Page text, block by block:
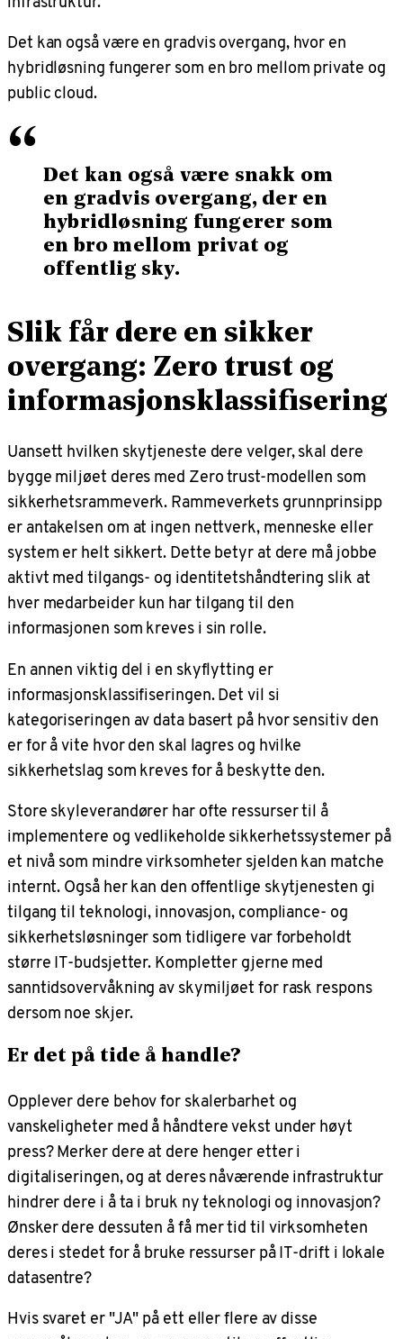
Det kan også være en gradvis overgang, hvor en
hybridløsning fungerer som en bro mellom private og
public cloud.
“ Det kan også være snakk om
en gradvis overgang, der en
hybridløsning fungerer som
en bro mellom privat og
offentlig sky.
Slik får dere en sikker
overgang: Zero trust og
informasjonsklassifisering
Uansett hvilken skytjeneste dere velger, skal dere
bygge miljøet deres med Zero trust-modellen som
sikkerhetsrammeverk. Rammeverkets grunnprinsipp
er antakelsen om at ingen nettverk, menneske eller
system er helt sikkert. Dette betyr at dere må jobbe
aktivt med tilgangs- og identitetshåndtering slik at
hver medarbeider kun har tilgang til den
informasjonen som kreves i sin rolle.
En annen viktig del i en skyflytting er
informasjonsklassifiseringen. Det vil si
kategoriseringen av data basert på hvor sensitiv den
er for å vite hvor den skal lagres og hvilke
sikkerhetslag som kreves for å beskytte den.
Store skyleverandører har ofte ressurser til å
implementere og vedlikeholde sikkerhetssystemer på
et nivå som mindre virksomheter sjelden kan matche
internt. Også her kan den offentlige skytjenesten gi
tilgang til teknologi, innovasjon, compliance- og
sikkerhetsløsninger som tidligere var forbeholdt
større IT-budsjetter. Kompletter gjerne med
sanntidsovervåkning av skymiljøet for rask respons
dersom noe skjer.
Er det på tide å handle?
Opplever dere behov for skalerbarhet og
vanskeligheter med å håndtere vekst under høyt
press? Merker dere at dere henger etter i
digitaliseringen, og at deres nåværende infrastruktur
hindrer dere i å ta i bruk ny teknologi og innovasjon?
Ønsker dere dessuten å få mer tid til virksomheten
deres i stedet for å bruke ressurser på IT-drift i lokale
datasentre?
Hvis svaret er "JA" på ett eller flere av disse